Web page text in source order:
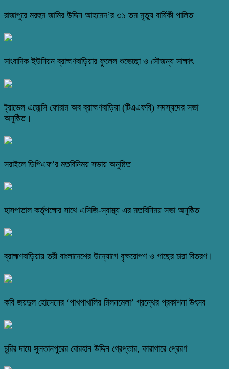
রাজাপুরে মরহুম জামির উদ্দিন আহমেদ’র ৩১ তম মৃত্যু বার্ষিকী পালিত
সাংবাদিক ইউনিয়ন ব্রাহ্মণবাড়িয়ার ফুলেল শুভেচ্ছা ও সৌজন্য সাক্ষাৎ
ট্রাভেল এজেন্সি ফোরাম অব ব্রাহ্মণবাড়িয়া (টিএএফবি) সদস্যদের সভা
অনুষ্ঠিত।
সরাইলে ডিপিএফ’র মতবিনিময় সভায় অনুষ্ঠিত
হাসপাতাল কর্তৃপক্ষের সাথে এসিজি-স্বাস্থ্য এর মতবিনিময় সভা অনুষ্ঠিত
ব্রাহ্মণবাড়িয়ায় তরী বাংলাদেশের উদ্যোগে বৃক্ষরোপণ ও গাছের চারা বিতরণ।
কবি জয়দুল হোসেনের ‘পাখপাখালির মিলনমেলা’ গ্রন্থের প্রকাশনা উৎসব
চুরির দায়ে সুলতানপুরের বোরহান উদ্দিন গ্রেপ্তার, কারাগারে প্রেরণ